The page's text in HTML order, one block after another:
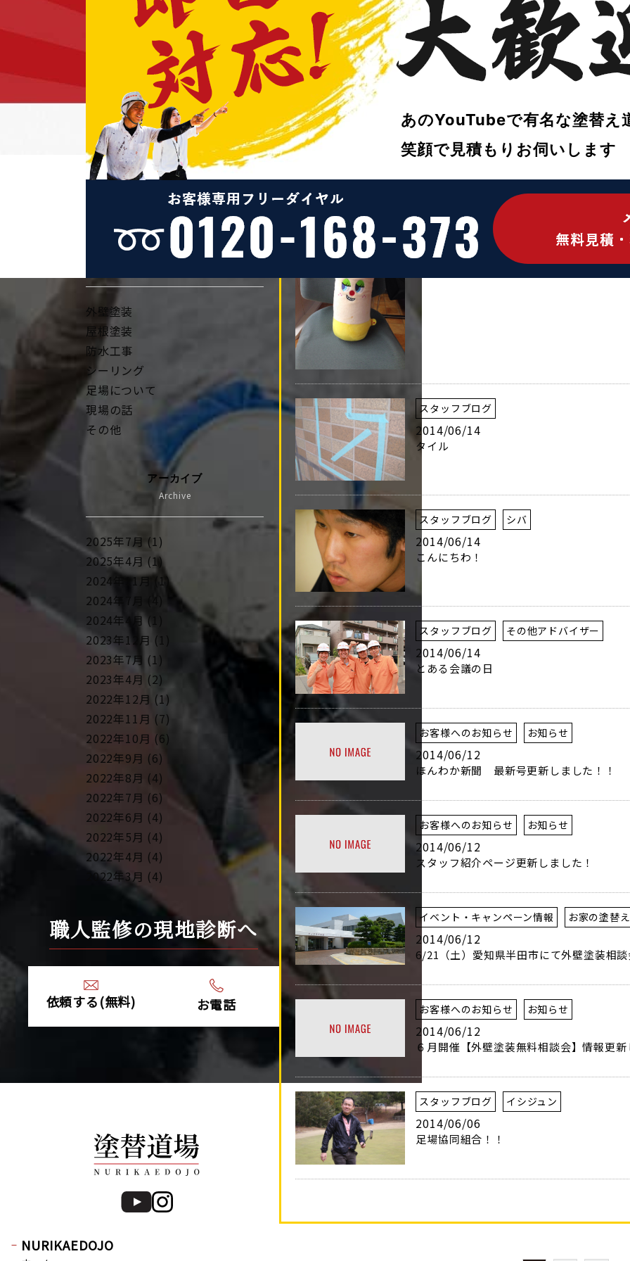
塗替え社員はいつも気分上々！元気ない
スタッフブログ コイズミ
2014/06/20
誕生日会
スタッフブログ
2014/06/19
スタッフブログ
2014/06/14
タイル
スタッフブログ シバ
2014/06/14
こんにちわ！
スタッフブログ その他アドバイザー
2014/06/14
とある会議の日
お客様へのお知らせ お知らせ
2014/06/12
ほんわか新聞 最新号更新しました！！
お客様へのお知らせ お知らせ
2014/06/12
スタッフ紹介ページ更新しました！
イベント・キャンペーン情報 お家の塗替
2014/06/12
6/21（土）愛知県半田市にて外壁塗装相談
お客様へのお知らせ お知らせ
2014/06/12
６月開催【外壁塗装無料相談会】情報更新
スタッフブログ イシジュン
2014/06/06
足場協同組合！！
2014/06/30
塗替え社員はいつも気分上々！元
気ないときは、、、、天使ちゃん
2014/06/20
誕生日会
2014/06/19
職人紹介
2014/06/14
カテゴリー
外壁塗装
屋根塗装
防水工事
シーリング
足場について
現場の話
その他
アーカイブ
Archive
2025年7月 (1)
2025年4月 (1)
2024年11月 (1)
2024年7月 (4)
2024年4月 (1)
2023年12月 (1)
2023年7月 (1)
2023年4月 (2)
2022年12月 (1)
2022年11月 (7)
2022年10月 (6)
2022年9月 (6)
2022年8月 (4)
2022年7月 (6)
2022年6月 (4)
2022年5月 (4)
2022年4月 (4)
2022年3月 (4)
2022年2月 (4)
2022年1月 (4)
2021年12月 (4)
2021年10月 (10)
2021年8月 (1)
2021年4月 (1)
2020年3月 (7)
2020年2月 (9)
2020年1月 (9)
2019年12月 (6)
2019年11月 (13)
2019年9月 (20)
あのYouTubeで有名な塗替え
笑顔で見積もりお伺いします
職人監修の現地診断へ
依頼する(無料) お電話
NURIKAEDOJO